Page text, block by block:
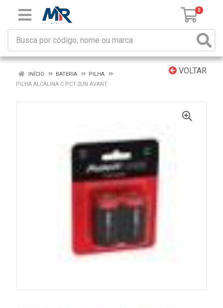
0
VOLTAR
INÍCIO BATERIA
PILHA
PILHA ALCALINA C PCT-2UN AVANT